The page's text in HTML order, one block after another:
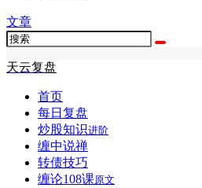
文章
天云复盘
首页
每日复盘
炒股知识进阶
缠中说禅
转债技巧
缠论108课原文